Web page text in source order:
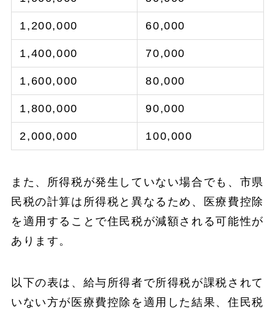
1,200,000 60,000
1,400,000 70,000
1,600,000 80,000
1,800,000 90,000
2,000,000 100,000
また、所得税が発生していない場合でも、市県
民税の計算は所得税と異なるため、医療費控除
を適用することで住民税が減額される可能性が
あります。
以下の表は、給与所得者で所得税が課税されて
いない方が医療費控除を適用した結果、住民税